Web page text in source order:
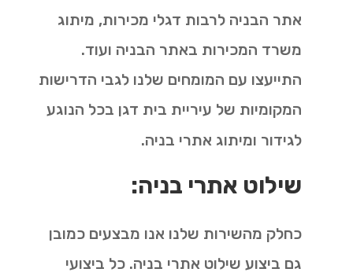
אתר הבניה לרבות דגלי מכירות, מיתוג
משרד המכירות באתר הבניה ועוד.
התייעצו עם המומחים שלנו לגבי הדרישות
המקומיות של עיריית בית דגן בכל הנוגע
לגידור ומיתוג אתרי בניה.
שילוט אתרי בניה:
כחלק מהשירות שלנו אנו מבצעים כמובן
גם ביצוע שילוט אתרי בניה. כל ביצועי